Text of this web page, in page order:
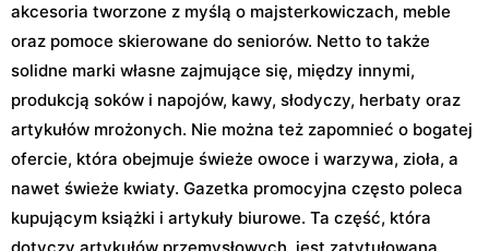
akcesoria tworzone z myślą o majsterkowiczach, meble
oraz pomoce skierowane do seniorów. Netto to także
solidne marki własne zajmujące się, między innymi,
produkcją soków i napojów, kawy, słodyczy, herbaty oraz
artykułów mrożonych. Nie można też zapomnieć o bogatej
ofercie, która obejmuje świeże owoce i warzywa, zioła, a
nawet świeże kwiaty. Gazetka promocyjna często poleca
kupującym książki i artykuły biurowe. Ta część, która